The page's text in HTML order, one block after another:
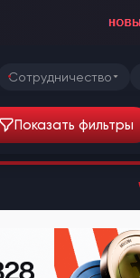
Сотрудничество
Показать фильтры